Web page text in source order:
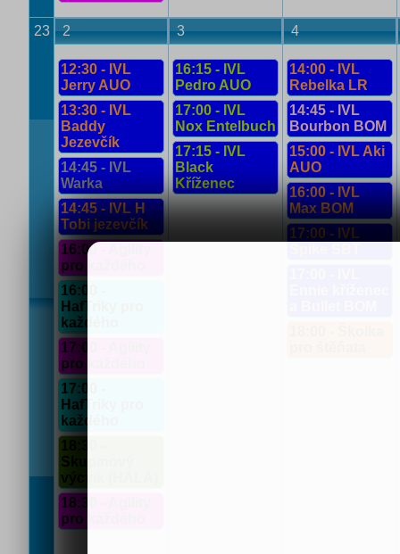
23 2
12:30 - IVL
Jerry AUO
13:30 - IVL
Baddy
Jezevčík
14:45 - IVL
Warka
14:45 - IVL H
Tobi jezevčík
16:00 - Agility
pro každého
16:00 -
HafTriky pro
každého
17:00 - Agility
pro každého
17:00 -
HafTriky pro
každého
18:30 -
Skupinový
výcvik (HALA)
18:30 - Agility
pro každého
3
16:15 - IVL
Pedro AUO
17:00 - IVL
Nox Entelbuch
17:15 - IVL
Black
Kříženec
4
14:00 - IVL
Rebelka LR
14:45 - IVL
Bourbon BOM
15:00 - IVL Aki
AUO
16:00 - IVL
Max BOM
17:00 - IVL